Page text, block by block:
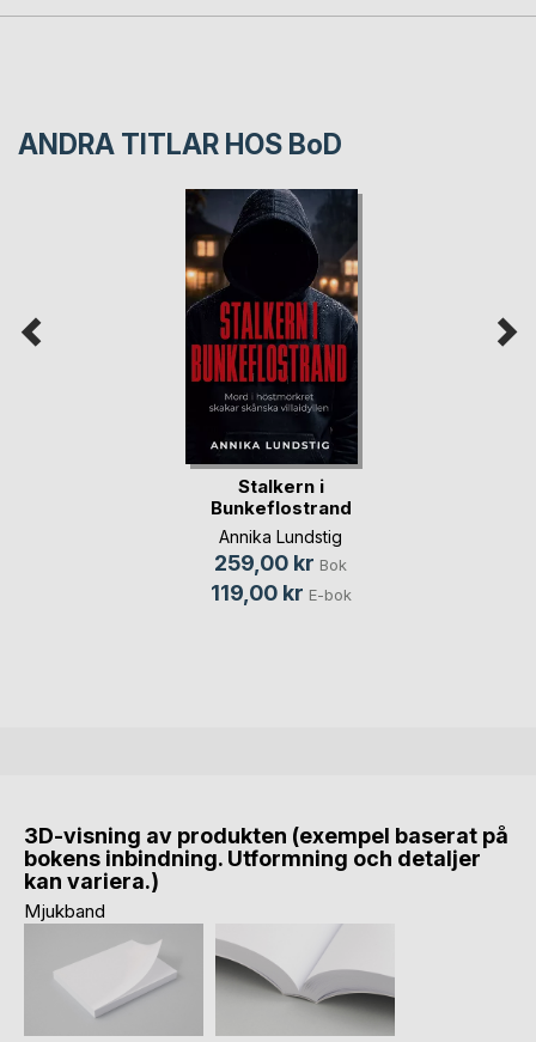
ANDRA TITLAR HOS BoD
Stalkern i
Bunkeflostrand
Annika Lundstig
259,00 kr Bok
119,00 kr E-bok
3D-visning av produkten (exempel baserat på
bokens inbindning. Utformning och detaljer
kan variera.)
Mjukband